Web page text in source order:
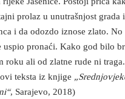
prolaz u unutrašnjost grada
i da odozdo iznose zlato. No
pronaći. Kako god bilo
roku ali od zlatne rude ni
teksta iz knjige
, Sarajevo, 2018)